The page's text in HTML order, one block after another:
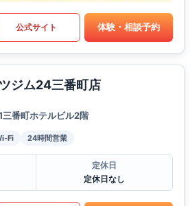
公式サイト 体験・相談予約
ジム24三番町店
番町ホテルビル2階
Fi 24時間営業
定休日
定休日なし